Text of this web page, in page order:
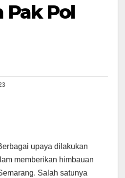
Pak Pol
upaya dilakukan
memberikan himbauan
Salah satunya